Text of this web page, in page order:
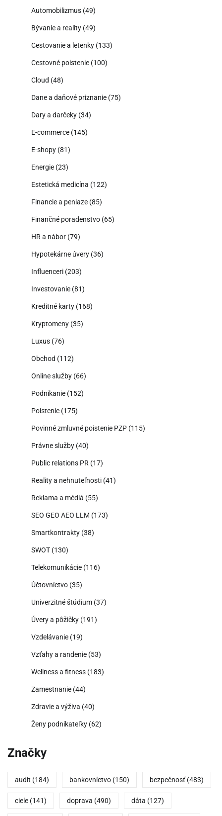
Automobilizmus (49)
Bývanie a reality (49)
Cestovanie a letenky (133)
Cestovné poistenie (100)
Cloud (48)
Dane a daňové priznanie (75)
Dary a darčeky (34)
E-commerce (145)
E-shopy (81)
Energie (23)
Estetická medicína (122)
Financie a peniaze (85)
Finančné poradenstvo (65)
HR a nábor (79)
Hypotekárne úvery (36)
Influenceri (203)
Investovanie (81)
Kreditné karty (168)
Kryptomeny (35)
Luxus (76)
Obchod (112)
Online služby (66)
Podnikanie (152)
Poistenie (175)
Povinné zmluvné poistenie PZP (115)
Právne služby (40)
Public relations PR (17)
Reality a nehnuteľnosti (41)
Reklama a médiá (55)
SEO GEO AEO LLM (173)
Smartkontrakty (38)
SWOT (130)
Telekomunikácie (116)
Účtovníctvo (35)
Univerzitné štúdium (37)
Úvery a pôžičky (191)
Vzdelávanie (19)
Vzťahy a randenie (53)
Wellness a fitness (183)
Zamestnanie (44)
Zdravie a výživa (40)
Ženy podnikateľky (62)
Značky
audit (184) bankovníctvo (150) bezpečnosť (483)
ciele (141) doprava (490) dáta (127)